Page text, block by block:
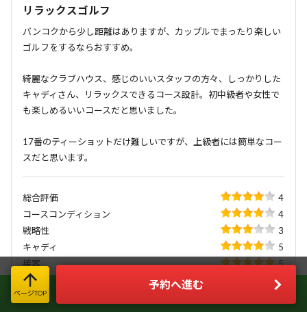
リラックスゴルフ
バンコクから少し距離はありますが、カップルでまったり楽しい
ゴルフをするならおすすめ。
綺麗なクラブハウス、感じのいいスタッフの方々、しっかりした
キャディさん、リラックスできるコース設計。初中級者や女性で
も楽しめるいいコースだと思いました。
17番のティーショットだけ難しいですが、上級者には簡単なコー
スだと思います。
総合評価
4
コースコンディション
4
戦略性
3
キャディ
5
接客
5
食事
3
設備
ページTOP
予約へ進む
LINE限定お得情報＆簡単お問い合わせ